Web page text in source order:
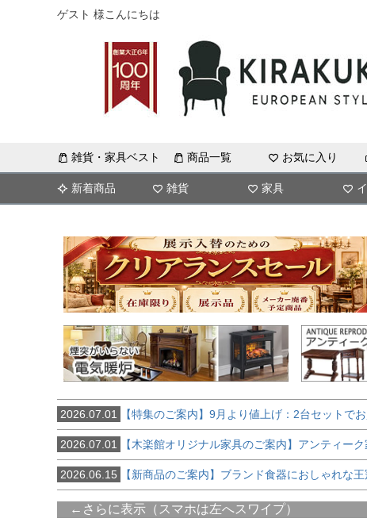
ゲスト 様こんにちは
雑貨・家具ベスト 商品一覧 お気に入り
新着商品 雑貨 家具
2026.07.01 【特集のご案内】9月より値上げ：2台セットで
2026.07.01 【木楽館オリジナル家具のご案内】アンティー
2026.06.15 【新商品のご案内】ブランド食器におしゃれな